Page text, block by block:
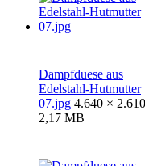
Dampfduese aus
Edelstahl-Hutmutter
07.jpg 4.640 ×
2,17 MB